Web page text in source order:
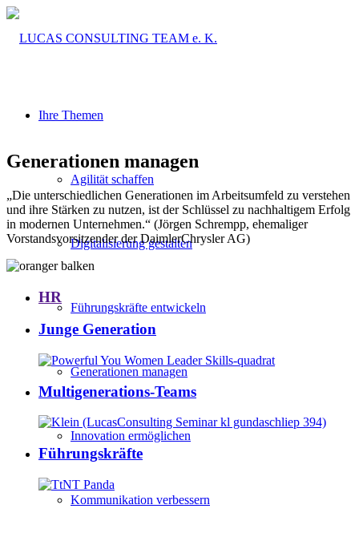
Ihre Themen
Agilität schaffen
Digitalisierung gestalten
Führungskräfte entwickeln
Generationen managen
Innovation ermöglichen
Kommunikation verbessern
Generationen managen
„Die unterschiedlichen Generationen im Arbeitsumfeld zu verstehen
und ihre Stärken zu nutzen, ist der Schlüssel zu nachhaltigem Erfolg
in modernen Unternehmen.“ (Jörgen Schrempp, ehemaliger
Vorstandsvorsitzender der DaimlerChrysler AG)
HR
Junge Generation
Multigenerations-Teams
Führungskräfte